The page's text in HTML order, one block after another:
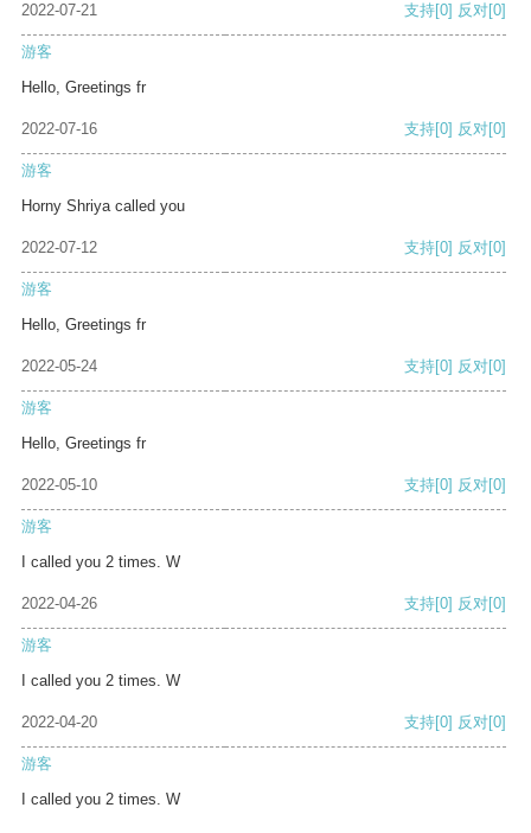
2022-07-21 支持[0] 反对[0]
游客
Hello, Greetings fr
2022-07-16 支持[0] 反对[0]
游客
Horny Shriya called you
2022-07-12 支持[0] 反对[0]
游客
Hello, Greetings fr
2022-05-24 支持[0] 反对[0]
游客
Hello, Greetings fr
2022-05-10 支持[0] 反对[0]
游客
I called you 2 times. W
2022-04-26 支持[0] 反对[0]
游客
I called you 2 times. W
2022-04-20 支持[0] 反对[0]
游客
I called you 2 times. W